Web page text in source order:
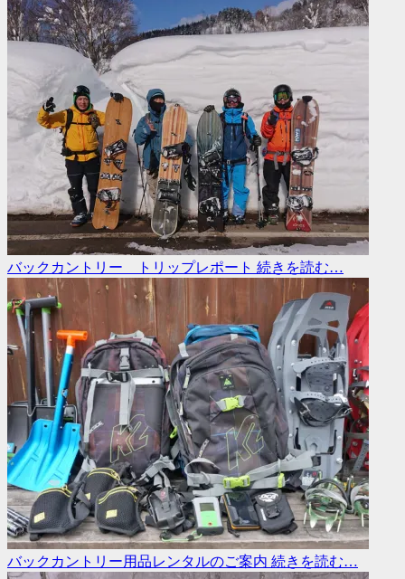
バックカントリー トリップレポート 続きを読む…
バックカントリー用品レンタルのご案内 続きを読む…